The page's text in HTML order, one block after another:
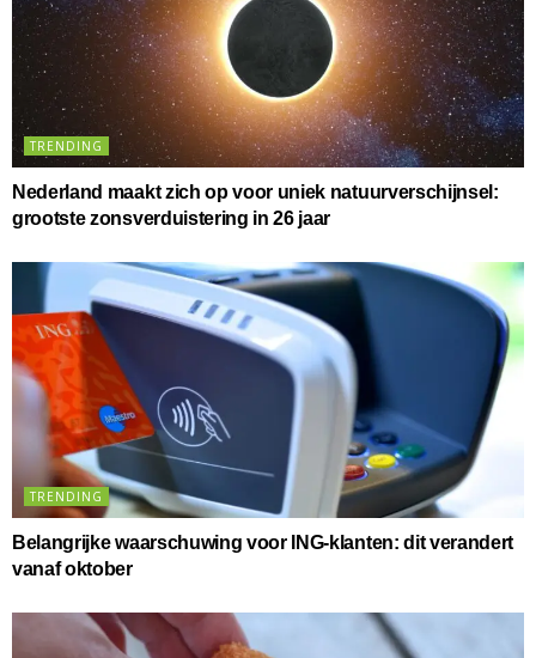
TRENDING
Nederland maakt zich op voor uniek natuurverschijnsel:
grootste zonsverduistering in 26 jaar
TRENDING
Belangrijke waarschuwing voor ING-klanten: dit verandert
vanaf oktober